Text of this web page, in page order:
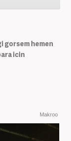
gorsem hemen
icin
Makroo